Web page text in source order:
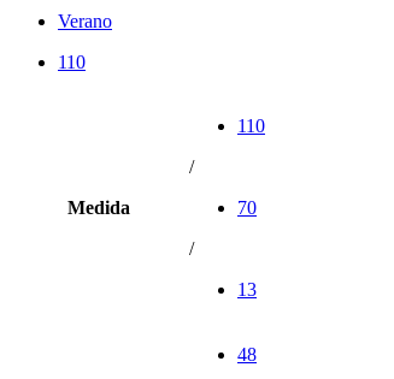
Verano
110
Medida
110
/
70
/
13
48